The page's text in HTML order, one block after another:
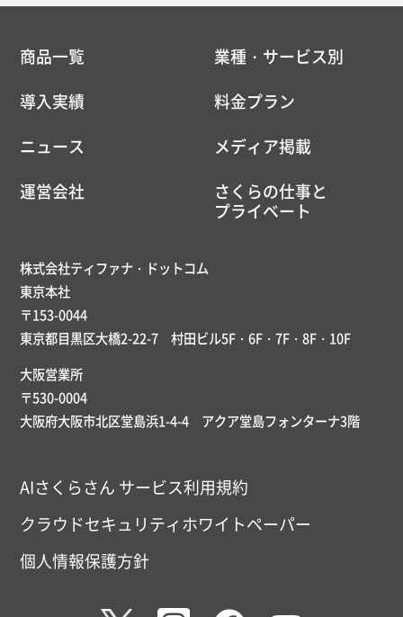
商品一覧
業種・サービス別
導入実績
料金プラン
ニュース
メディア掲載
運営会社
さくらの仕事と
プライベート
株式会社ティファナ・ドットコム
東京本社
〒153-0044
東京都目黒区大橋2-22-7 村田ビル5F・6F・7F・8F・10F
大阪営業所
〒530-0004
大阪府大阪市北区堂島浜1-4-4 アクア堂島フォンターナ3階
AIさくらさん サービス利用規約
クラウドセキュリティホワイトペーパー
個人情報保護方針